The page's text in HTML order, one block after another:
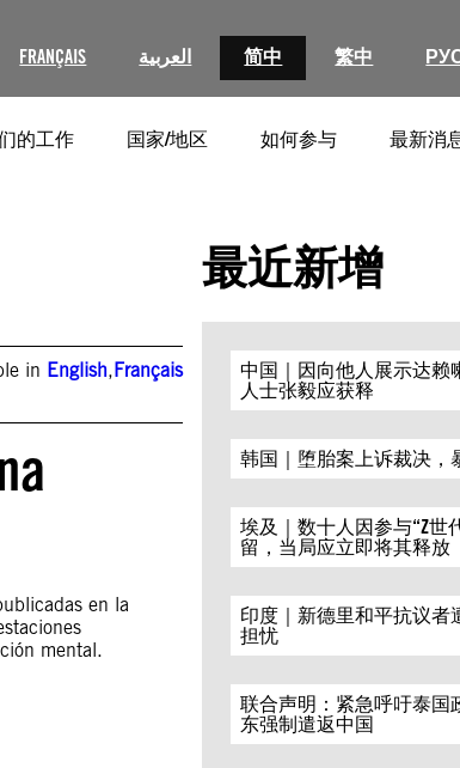
FRANÇAIS العربية 简中 繁中
的工作 国家/地区 如何参与 最新消
in English,Français
en la
mental.
最近新增
中国｜因向他人展示达赖
人士张毅应获释
韩国｜堕胎案上诉裁决，
埃及｜数十人因参与“Z世
留，当局应立即将其释放
印度｜新德里和平抗议者
担忧
联合声明：紧急呼吁泰国
东强制遣返中国